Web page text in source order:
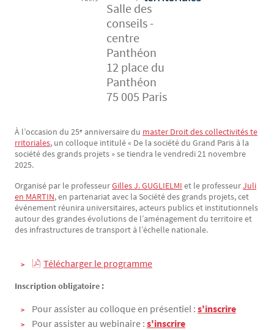
Salle des
conseils -
centre
Panthéon
12 place du
Panthéon
75 005 Paris
Texte
À l’occasion du 25ᵉ anniversaire du master Droit des collectivités te
rritoriales, un colloque intitulé « De la société du Grand Paris à la
société des grands projets » se tiendra le vendredi 21 novembre
2025.
Organisé par le professeurGilles J. GUGLIELMI et le professeurJuli
en MARTIN, en partenariat avec la Société des grands projets, cet
événement réunira universitaires, acteurs publics et institutionnels
autour des grandes évolutions de l’aménagement du territoire et
des infrastructures de transport à l’échelle nationale.
Télécharger le programme
Inscription obligatoire :
Pour assister au colloque en présentiel : s'inscrire
Pour assister au webinaire : s'inscrire